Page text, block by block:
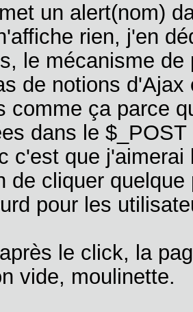
un alert(nom)
rien, j'en
le mécanisme
de notions
comme ça parce
dans le
c'est que
de cliquer
pour les
le click, la
vide, moulinette.